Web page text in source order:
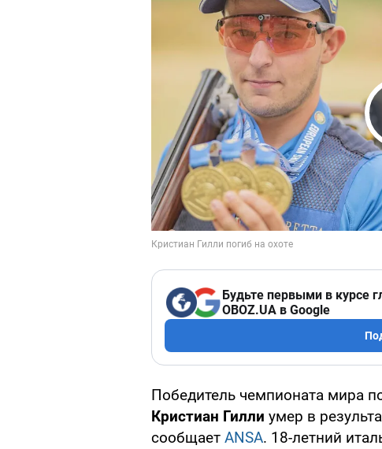
Будьте первыми в курсе
OBOZ.UA в Google
Победитель чемпионата мира
Кристиан Гилли умер в
сообщает ANSA. 18-летний